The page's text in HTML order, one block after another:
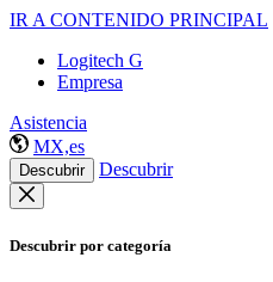
IR A CONTENIDO PRINCIPAL
Logitech G
Empresa
Asistencia
MX,es
Descubrir Descubrir
Descubrir por categoría